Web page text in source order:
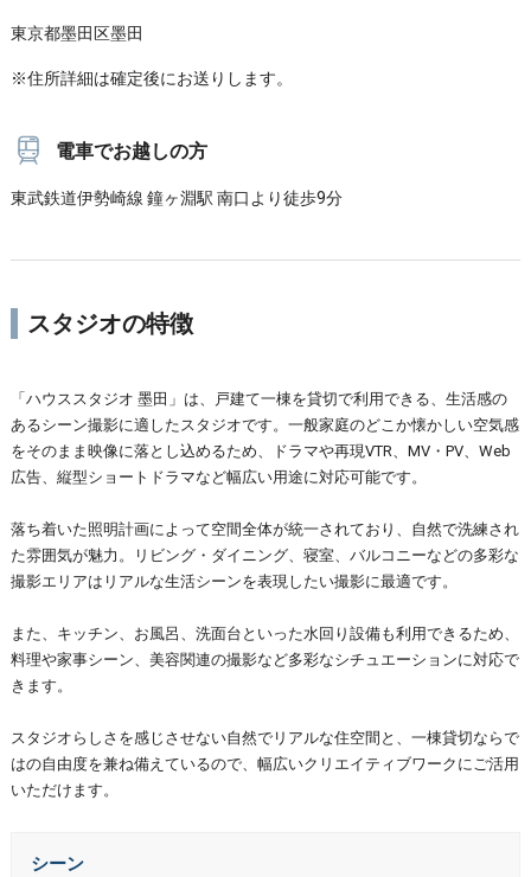
東京都墨田区墨田
※住所詳細は確定後にお送りします。
電車でお越しの方
東武鉄道伊勢崎線 鐘ヶ淵駅 南口より徒歩9分
スタジオの特徴
「ハウススタジオ 墨田」は、戸建て一棟を貸切で利用できる、生活感の
あるシーン撮影に適したスタジオです。一般家庭のどこか懐かしい空気感
をそのまま映像に落とし込めるため、ドラマや再現VTR、MV・PV、Web
広告、縦型ショートドラマなど幅広い用途に対応可能です。
落ち着いた照明計画によって空間全体が統一されており、自然で洗練され
た雰囲気が魅力。リビング・ダイニング、寝室、バルコニーなどの多彩な
撮影エリアはリアルな生活シーンを表現したい撮影に最適です。
また、キッチン、お風呂、洗面台といった水回り設備も利用できるため、
料理や家事シーン、美容関連の撮影など多彩なシチュエーションに対応で
きます。
スタジオらしさを感じさせない自然でリアルな住空間と、一棟貸切ならで
はの自由度を兼ね備えているので、幅広いクリエイティブワークにご活用
いただけます。
シーン